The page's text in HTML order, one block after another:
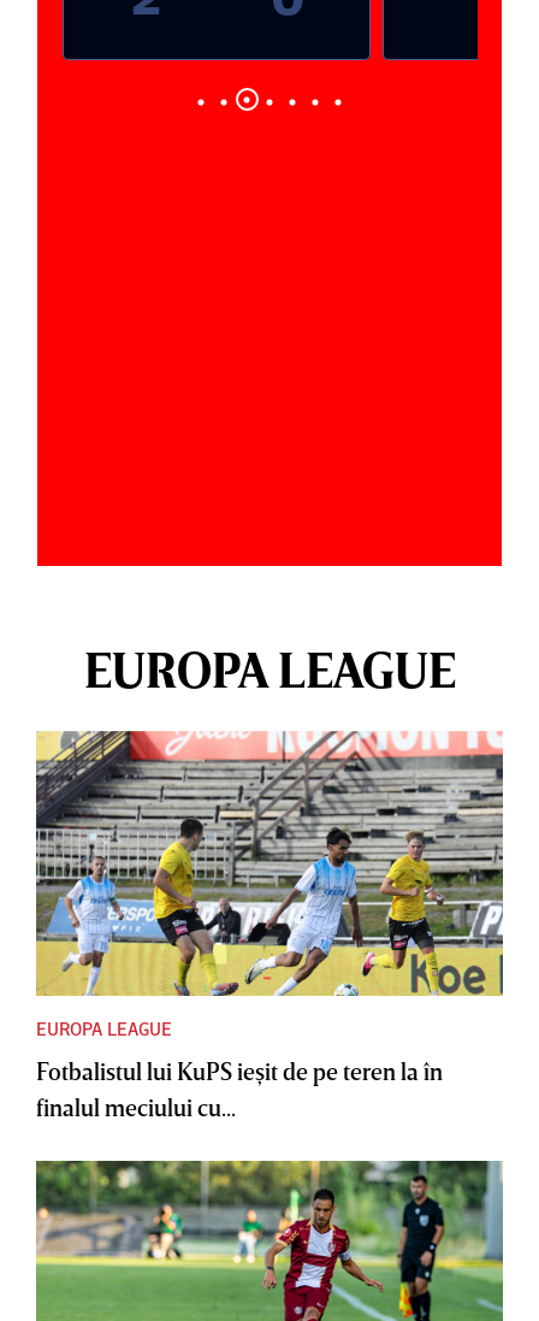
EUROPA LEAGUE
EUROPA LEAGUE
Fotbalistul lui KuPS ieşit de pe teren la în
finalul meciului cu...